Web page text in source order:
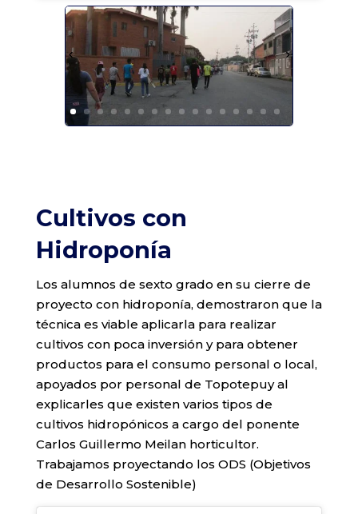
Cultivos con
Hidroponía
Los alumnos de sexto grado en su cierre de
proyecto con hidroponía, demostraron que la
técnica es viable aplicarla para realizar
cultivos con poca inversión y para obtener
productos para el consumo personal o local,
apoyados por personal de Topotepuy al
explicarles que existen varios tipos de
cultivos hidropónicos a cargo del ponente
Carlos Guillermo Meilan horticultor.
Trabajamos proyectando los ODS (Objetivos
de Desarrollo Sostenible)